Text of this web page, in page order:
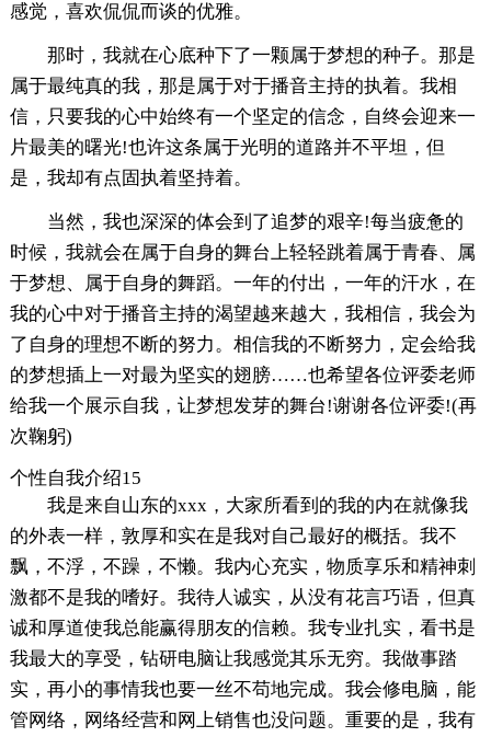
感觉，喜欢侃侃而谈的优雅。
那时，我就在心底种下了一颗属于梦想的种子。那是
属于最纯真的我，那是属于对于播音主持的执着。我相
信，只要我的心中始终有一个坚定的信念，自终会迎来一
片最美的曙光!也许这条属于光明的道路并不平坦，但
是，我却有点固执着坚持着。
当然，我也深深的体会到了追梦的艰辛!每当疲惫的
时候，我就会在属于自身的舞台上轻轻跳着属于青春、属
于梦想、属于自身的舞蹈。一年的付出，一年的汗水，在
我的心中对于播音主持的渴望越来越大，我相信，我会为
了自身的理想不断的努力。相信我的不断努力，定会给我
的梦想插上一对最为坚实的翅膀……也希望各位评委老师
给我一个展示自我，让梦想发芽的舞台!谢谢各位评委!(再
次鞠躬)
个性自我介绍15
我是来自山东的xxx，大家所看到的我的内在就像我
的外表一样，敦厚和实在是我对自己最好的概括。我不
飘，不浮，不躁，不懒。我内心充实，物质享乐和精神刺
激都不是我的嗜好。我待人诚实，从没有花言巧语，但真
诚和厚道使我总能赢得朋友的信赖。我专业扎实，看书是
我最大的享受，钻研电脑让我感觉其乐无穷。我做事踏
实，再小的事情我也要一丝不苟地完成。我会修电脑，能
管网络，网络经营和网上销售也没问题。重要的是，我有